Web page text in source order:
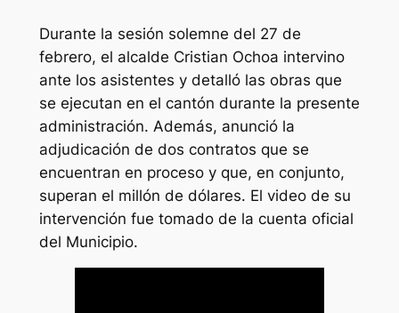
Durante la sesión solemne del 27 de
febrero, el alcalde Cristian Ochoa intervino
ante los asistentes y detalló las obras que
se ejecutan en el cantón durante la presente
administración. Además, anunció la
adjudicación de dos contratos que se
encuentran en proceso y que, en conjunto,
superan el millón de dólares. El video de su
intervención fue tomado de la cuenta oficial
del Municipio.